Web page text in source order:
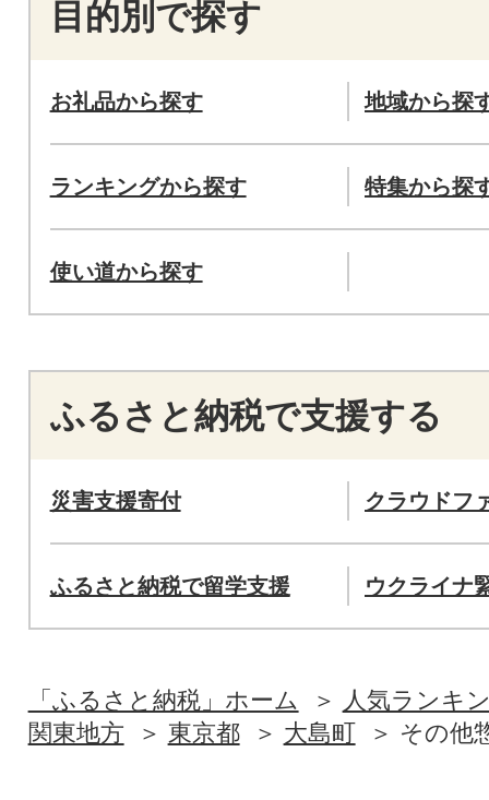
目的別で探す
お礼品から探す 地域から探
ランキングから探す 特集から探
使い道から探す
ふるさと納税で支援する
災害支援寄付 クラウドフ
ふるさと納税で留学支援 ウクライナ
「ふるさと納税」ホーム
人気ランキ
関東地方
東京都 大島町 その他